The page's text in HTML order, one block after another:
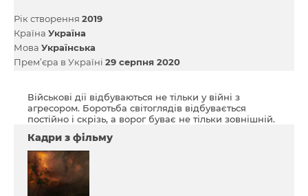
Рік створення 2019
Країна Україна
Мова Українська
Прем’єра в Україні 29 серпня 2020
Військові дії відбуваються не тільки у війні з
агресором. Боротьба світоглядів відбувається
постійно і скрізь, а ворог буває не тільки зовнішній.
Кадри з фільму